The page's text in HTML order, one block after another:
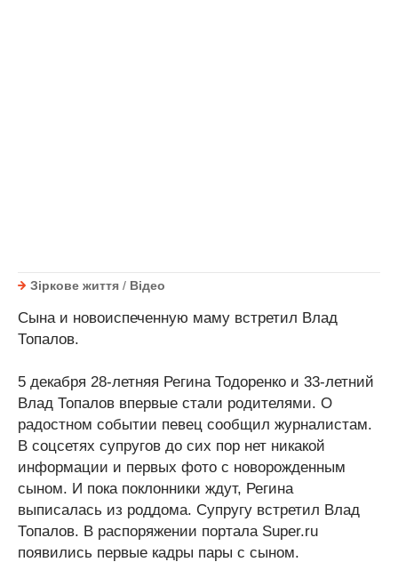
Зіркове життя / Відео
Сына и новоиспеченную маму встретил Влад
Топалов.
5 декабря 28-летняя Регина Тодоренко и 33-летний
Влад Топалов впервые стали родителями. О
радостном событии певец сообщил журналистам.
В соцсетях супругов до сих пор нет никакой
информации и первых фото с новорожденным
сыном. И пока поклонники ждут, Регина
выписалась из роддома. Супругу встретил Влад
Топалов. В распоряжении портала Super.ru
появились первые кадры пары с сыном.